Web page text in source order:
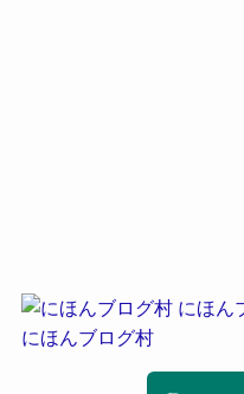
にほんブログ村